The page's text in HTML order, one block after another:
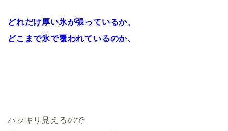
どれだけ厚い氷が張っているか、
どこまで氷で覆われているのか、
ハッキリ見えるので